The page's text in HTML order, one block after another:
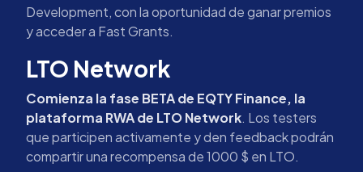
Development, con la oportunidad de ganar premios
y acceder a Fast Grants.
LTO Network
Comienza la fase BETA de EQTY Finance, la
plataforma RWA de LTO Network. Los testers
que participen activamente y den feedback podrán
compartir una recompensa de 1000 $ en LTO.